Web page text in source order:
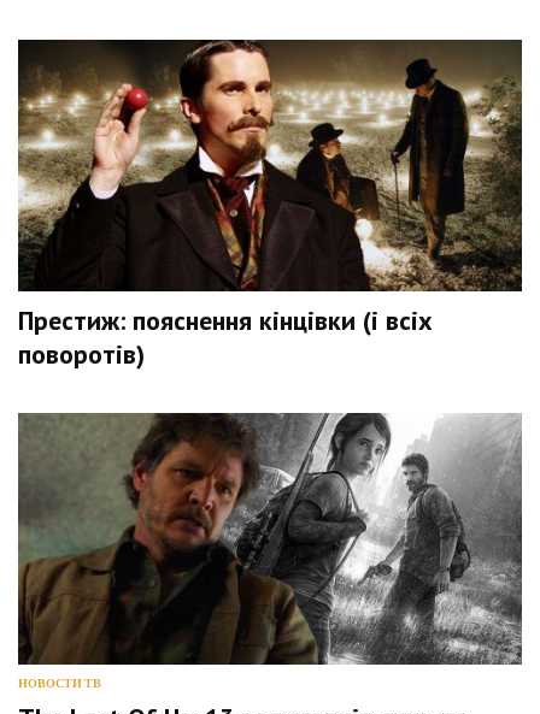
Престиж: пояснення кінцівки (і всіх
поворотів)
НОВОСТИ ТВ